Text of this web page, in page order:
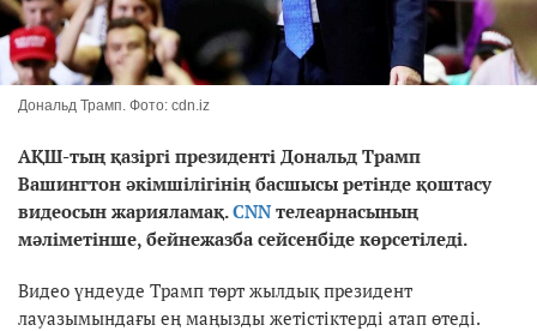
Дональд Трамп. Фото: cdn.iz
АҚШ-тың қазіргі президенті Дональд Трамп
Вашингтон әкімшілігінің басшысы ретінде қоштасу
видеосын жарияламақ.CNN телеарнасының
мәліметінше, бейнежазба сейсенбіде көрсетіледі.
Видео үндеуде Трамп төрт жылдық президент
лауазымындағы ең маңызды жетістіктерді атап өтеді.